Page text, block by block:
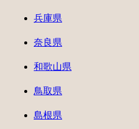
兵庫県
奈良県
和歌山県
鳥取県
島根県